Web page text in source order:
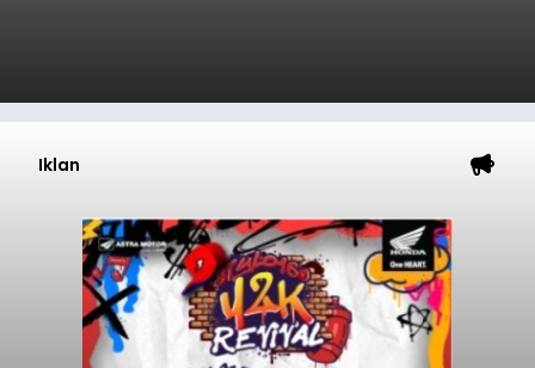
Iklan